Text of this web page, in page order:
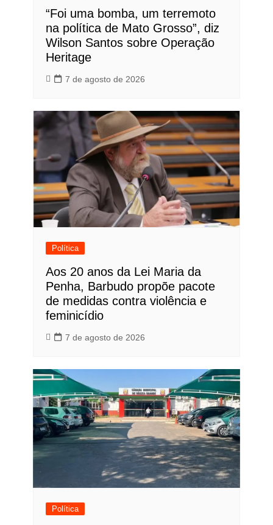
“Foi uma bomba, um terremoto
na política de Mato Grosso”, diz
Wilson Santos sobre Operação
Heritage
7 de agosto de 2026
Política
Aos 20 anos da Lei Maria da
Penha, Barbudo propõe pacote
de medidas contra violência e
feminicídio
7 de agosto de 2026
Política